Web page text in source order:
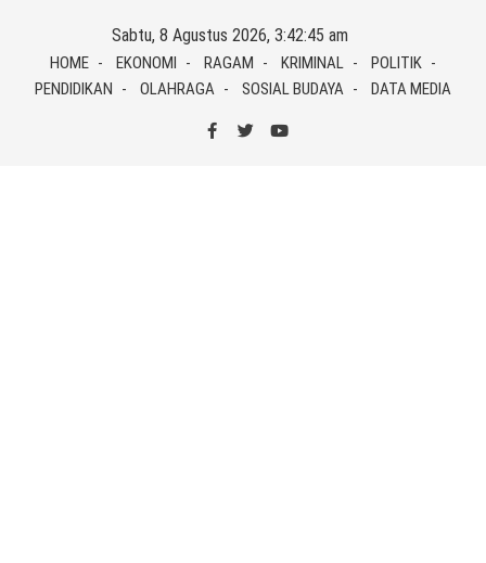
content
Sabtu, 8 Agustus 2026, 3:42:45 am
HOME EKONOMI RAGAM KRIMINAL
POLITIK
PENDIDIKAN
OLAHRAGA SOSIAL BUDAYA DATA MEDIA